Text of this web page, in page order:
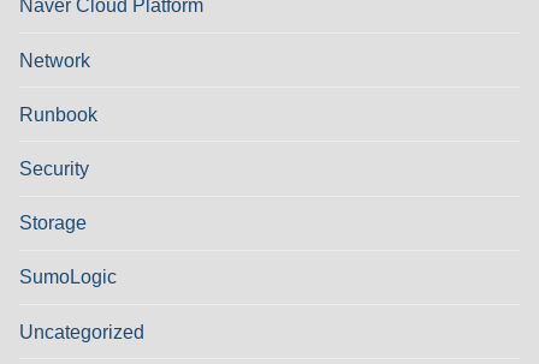
Naver Cloud Platform
Network
Runbook
Security
Storage
SumoLogic
Uncategorized